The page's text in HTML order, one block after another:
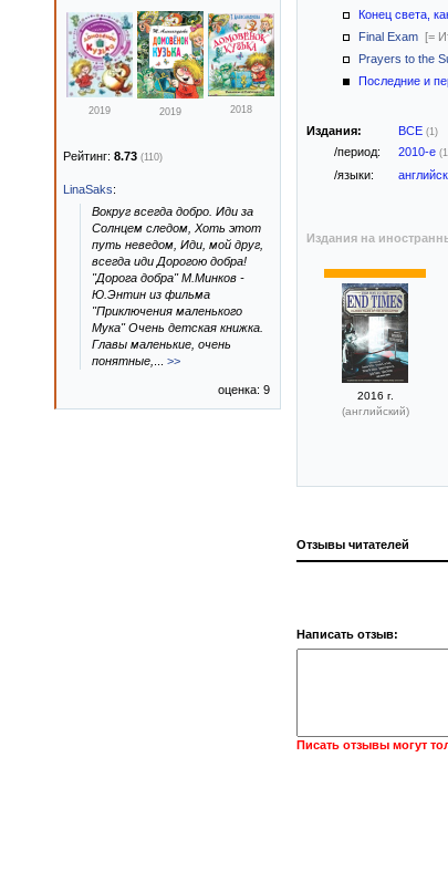
Конец света,
Final Exam [=
Prayers to the
Последние и
Издания: ВСЕ (1)
/период: 2010-е
/языки:
Издания на
2016 г.
(английский)
Отзывы читателей
Написать отзыв:
Писать отзывы могут
2019 2019 2018
Рейтинг: 8.73 (110)
LinaSaks:
Вокруг всегда добро. Иди за
Солнцем следом, Хоть этот
путь неведом, Иди, мой друг,
всегда иди Дорогою добра!
"Дорога добра" М.Минков -
Ю.Энтин из фильма
"Приключения маленького
Мука" Очень детская книжка.
Главы маленькие, очень
понятные,
>>
оценка: 9